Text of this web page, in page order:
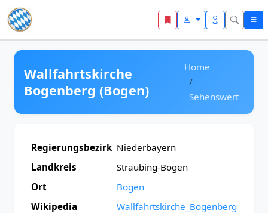
Zum Inhalt springen
Wallfahrtskirche
Bogenberg (Bogen)
Home
Sehenswert
Regierungsbezirk Niederbayern
Landkreis
Straubing-Bogen
Ort
Bogen
Wikipedia
Wallfahrtskirche_Bogenberg